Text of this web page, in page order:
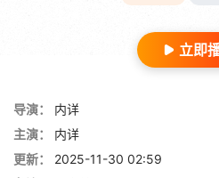
立即
导演：
内详
主演：
内详
更新：
2025-11-30 02:59